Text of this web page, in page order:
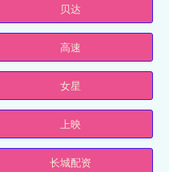
贝达
高速
女星
上映
长城配资